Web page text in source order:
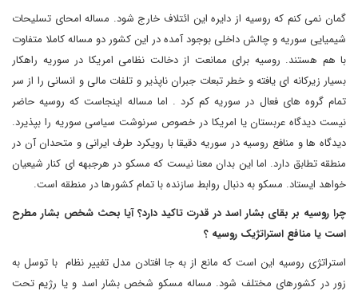
گمان نمی کنم که روسیه از دایره این ائتلاف خارج شود. مساله امحای تسلیحات
شیمیایی سوریه و چالش داخلی بوجود آمده در این کشور دو مساله کاملا متفاوت
با هم هستند. روسیه برای ممانعت از دخالت نظامی امریکا در سوریه راهکار
بسیار زیرکانه ای یافته و خطر تبعات جبران ناپذیر و تلفات مالی و انسانی را از سر
تمام گروه های فعال در سوریه کم کرد . اما مساله اینجاست که روسیه حاضر
نیست دیدگاه عربستان یا امریکا در خصوص سرنوشت سیاسی سوریه را بپذیرد.
دیدگاه ها و منافع روسیه در سوریه دقیقا با رویکرد طرف ایرانی و متحدان آن در
منطقه تطابق دارد. اما این بدان معنا نیست که مسکو در هرجبهه ای کنار شیعیان
خواهد ایستاد. مسکو به دنبال روابط سازنده با تمام کشورها در منطقه است.
چرا روسیه بر بقای بشار اسد در قدرت تاکید دارد؟ آیا بحث شخص بشار مطرح
است یا منافع استراتژیک روسیه ؟
استراتژی روسیه این است که مانع از به جا افتادن مدل تغییر نظام با توسل به
زور در کشورهای مختلف شود. مساله مسکو شخص بشار اسد و یا رژیم تحت